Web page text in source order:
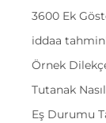
3600 Ek
iddaa
Örnek
Tutanak Nasıl
Eş Durumu